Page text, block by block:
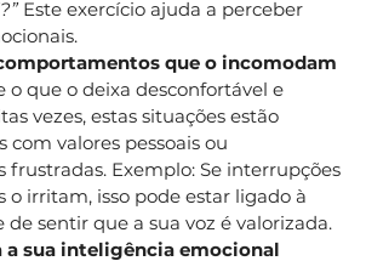
Este exercício ajuda a perceber
que o incomodam
o que o deixa desconfortável e
vezes, estas situações estão
com valores pessoais ou
frustradas. Exemplo: Se interrupções
o irritam, isso pode estar ligado à
de sentir que a sua voz é valorizada.
a sua inteligência emocional